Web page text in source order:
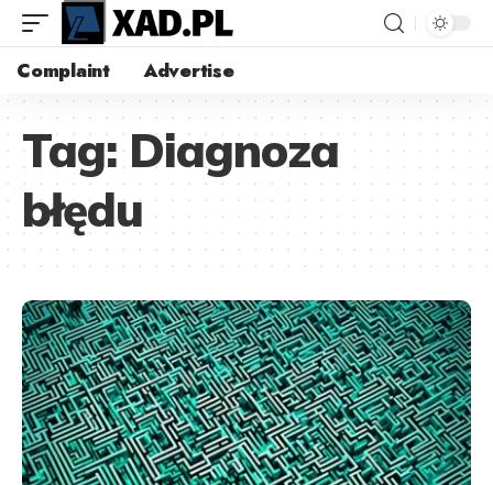
Complaint Advertise
Tag:Diagnoza
błędu